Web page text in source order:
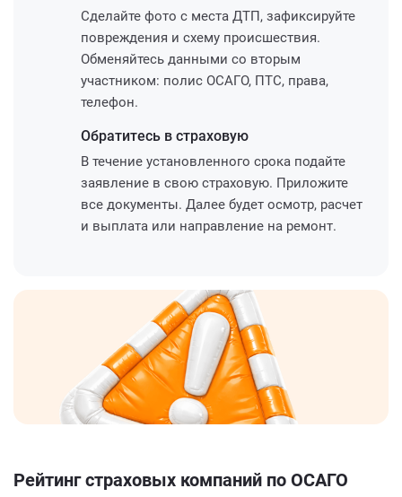
Сделайте фото с места ДТП, зафиксируйте
повреждения и схему происшествия.
Обменяйтесь данными со вторым
участником: полис ОСАГО, ПТС, права,
телефон.
Обратитесь в страховую
В течение установленного срока подайте
заявление в свою страховую. Приложите
все документы. Далее будет осмотр, расчет
и выплата или направление на ремонт.
Рейтинг страховых компаний по ОСАГО